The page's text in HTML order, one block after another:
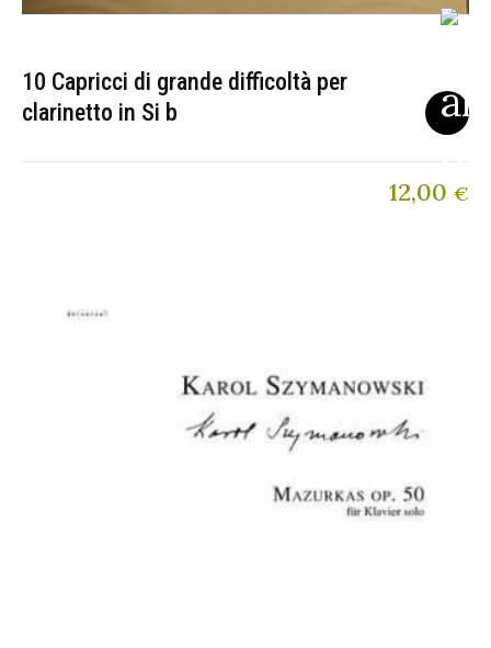
10 Capricci di grande difficoltà per
clarinetto in Si b
12,00 €